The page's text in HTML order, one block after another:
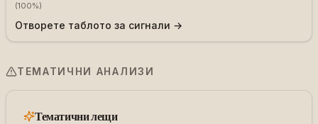
(100%)
Отворете таблото за сигнали →
ТЕМАТИЧНИ АНАЛИЗИ
Тематични лещи